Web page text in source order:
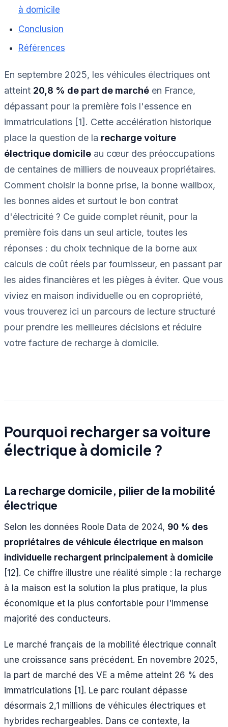
à domicile
Conclusion
Références
En septembre 2025, les véhicules électriques ont
atteint 20,8 % de part de marché en France,
dépassant pour la première fois l'essence en
immatriculations [1]. Cette accélération historique
place la question de la recharge voiture
électrique domicile au cœur des préoccupations
de centaines de milliers de nouveaux propriétaires.
Comment choisir la bonne prise, la bonne wallbox,
les bonnes aides et surtout le bon contrat
d'électricité ? Ce guide complet réunit, pour la
première fois dans un seul article, toutes les
réponses : du choix technique de la borne aux
calculs de coût réels par fournisseur, en passant par
les aides financières et les pièges à éviter. Que vous
viviez en maison individuelle ou en copropriété,
vous trouverez ici un parcours de lecture structuré
pour prendre les meilleures décisions et réduire
votre facture de recharge à domicile.
Pourquoi recharger sa voiture
électrique à domicile ?
La recharge domicile, pilier de la mobilité
électrique
Selon les données Roole Data de 2024, 90 % des
propriétaires de véhicule électrique en maison
individuelle rechargent principalement à domicile
[12]. Ce chiffre illustre une réalité simple : la recharge
à la maison est la solution la plus pratique, la plus
économique et la plus confortable pour l'immense
majorité des conducteurs.
Le marché français de la mobilité électrique connaît
une croissance sans précédent. En novembre 2025,
la part de marché des VE a même atteint 26 % des
immatriculations [1]. Le parc roulant dépasse
désormais 2,1 millions de véhicules électriques et
hybrides rechargeables. Dans ce contexte, la